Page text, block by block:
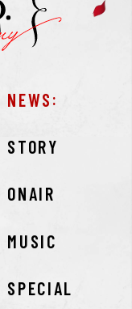
NEWS
STORY
ONAIR
MUSIC
SPECIAL